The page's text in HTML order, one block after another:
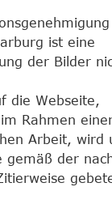
ist eine
der Bilder
die Webseite,
Rahmen
Arbeit, wird
gemäß der